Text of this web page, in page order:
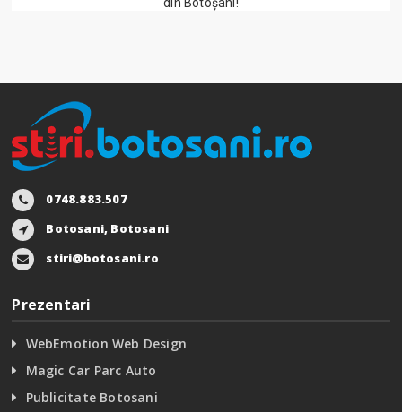
0748.883.507
Botosani, Botosani
stiri@botosani.ro
Prezentari
WebEmotion Web Design
Magic Car Parc Auto
Publicitate Botosani